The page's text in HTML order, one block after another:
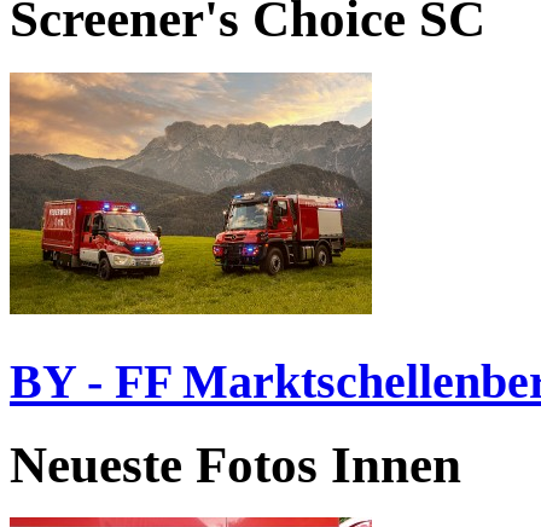
Screener's Choice SC
BY - FF
Neueste Fotos Innen